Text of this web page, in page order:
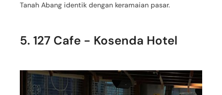
Tanah Abang identik dengan keramaian pasar.
5. 127 Cafe - Kosenda Hotel